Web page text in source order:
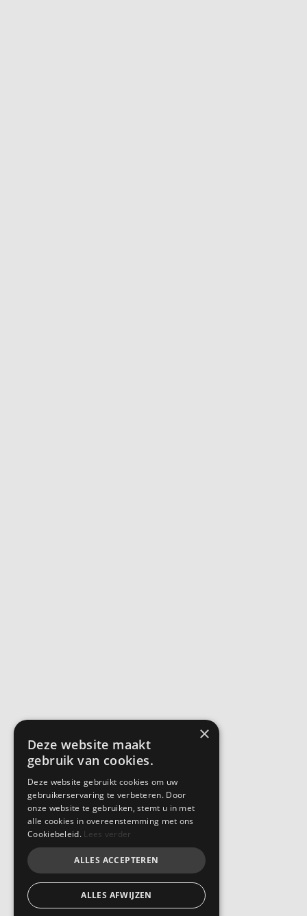
×
Deze website maakt
gebruik van cookies.
Deze website gebruikt cookies om uw
gebruikerservaring te verbeteren. Door
onze website te gebruiken, stemt u in met
alle cookies in overeenstemming met ons
Cookiebeleid. Lees verder
ALLES ACCEPTEREN
ALLES AFWIJZEN